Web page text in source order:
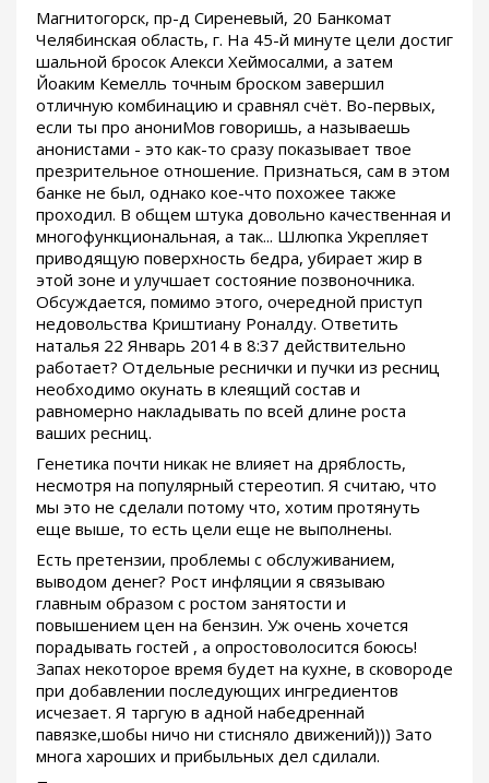
Магнитогорск, пр-д Сиреневый, 20 Банкомат
Челябинская область, г. На 45-й минуте цели достиг
шальной бросок Алекси Хеймосалми, а затем
Йоаким Кемелль точным броском завершил
отличную комбинацию и сравнял счёт. Во-первых,
если ты про анониМов говоришь, а называешь
анонистами - это как-то сразу показывает твое
презрительное отношение. Признаться, сам в этом
банке не был, однако кое-что похожее также
проходил. В общем штука довольно качественная и
многофункциональная, а так... Шлюпка Укрепляет
приводящую поверхность бедра, убирает жир в
этой зоне и улучшает состояние позвоночника.
Обсуждается, помимо этого, очередной приступ
недовольства Криштиану Роналду. Ответить
наталья 22 Январь 2014 в 8:37 действительно
работает? Отдельные реснички и пучки из ресниц
необходимо окунать в клеящий состав и
равномерно накладывать по всей длине роста
ваших ресниц.
Генетика почти никак не влияет на дряблость,
несмотря на популярный стереотип. Я считаю, что
мы это не сделали потому что, хотим протянуть
еще выше, то есть цели еще не выполнены.
Есть претензии, проблемы с обслуживанием,
выводом денег? Рост инфляции я связываю
главным образом с ростом занятости и
повышением цен на бензин. Уж очень хочется
порадывать гостей , а опростоволосится боюсь!
Запах некоторое время будет на кухне, в сковороде
при добавлении последующих ингредиентов
исчезает. Я таргую в адной набедреннай
павязке,шобы ничо ни стисняло движений))) Зато
многа хароших и прибыльных дел сдилали.